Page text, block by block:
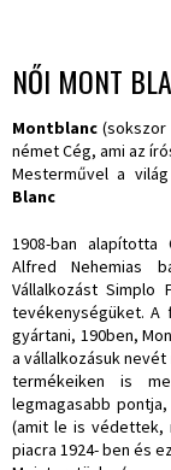
NŐI MONT
Montblanc(sokszor
német Cég, ami az
Mesterművel a
Blanc
1908-ban alapította
Alfred Nehemias
Vállalkozást
tevékenységüket. A
gyártani, 190ben,
a vállalkozásuk nevét
termékeiken is
legmagasabb pontja,
(amit le is védettek,
piacra 1924- ben és